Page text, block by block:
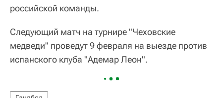
российской команды.
Следующий матч на турнире "Чеховские
медведи" проведут 9 февраля на выезде против
испанского клуба "Адемар Леон".